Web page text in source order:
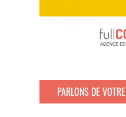
PARLONS DE